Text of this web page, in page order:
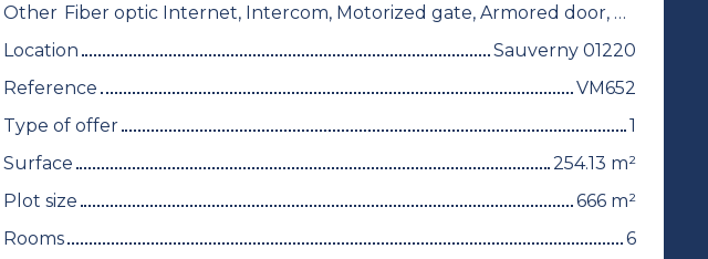
Other
Fiber optic Internet, Intercom, Motorized gate, Armored door, Alarm system, Electric shutters
Location
Sauverny 01220
Reference
VM652
Type of offer
1
Surface
254.13 m²
Plot size
666 m²
Rooms
6